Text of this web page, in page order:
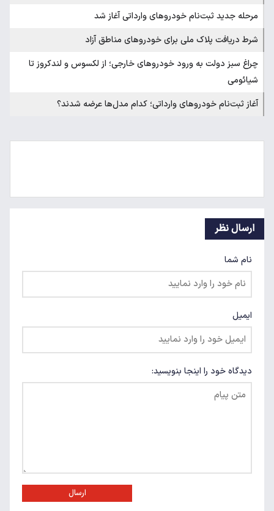
مرحله جدید ثبت‌نام خودروهای وارداتی آغاز شد
شرط دریافت پلاک ملی برای خودروهای مناطق آزاد
چراغ سبز دولت به ورود خودروهای خارجی؛ از لکسوس و لندکروز تا
شیائومی
آغاز ثبت‌نام خودروهای وارداتی؛ کدام مدل‌ها عرضه شدند؟
ارسال نظر
نام شما
ایمیل
دیدگاه خود را اینجا بنویسید:
ارسال